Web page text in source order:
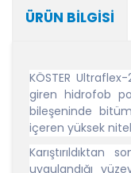
ÜRÜN BILGISI
KÖSTER
giren hidrofob
bileşeninde
içeren yüksek
Karıştırıldıktan
uygulandığı